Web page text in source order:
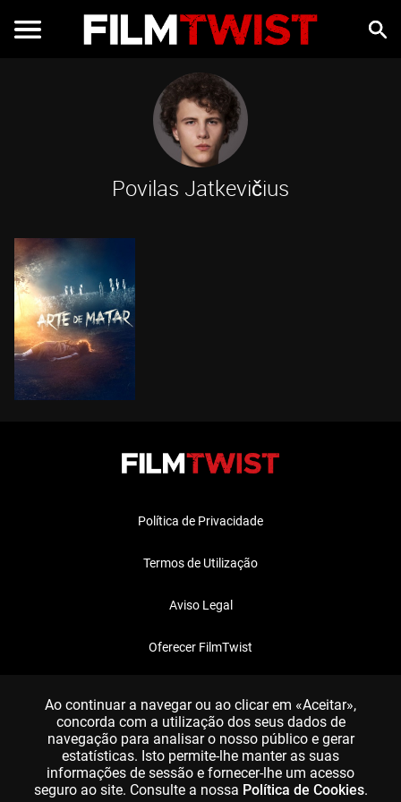
Povilas Jatkevičius
Política de Privacidade
Termos de Utilização
Aviso Legal
Oferecer FilmTwist
Ao continuar a navegar ou ao clicar em «Aceitar»,
concorda com a utilização dos seus dados de
navegação para analisar o nosso público e gerar
estatísticas. Isto permite-lhe manter as suas
informações de sessão e fornecer-lhe um acesso
seguro ao site. Consulte a nossa Política de Cookies.